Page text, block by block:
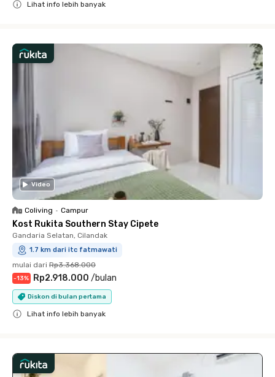
Lihat info lebih banyak
Video
Coliving • Campur
Kost Rukita Southern Stay Cipete
Gandaria Selatan, Cilandak
1.7 km dari itc fatmawati
mulai dari Rp3.368.000
-13% Rp2.918.000 /bulan
Diskon di bulan pertama
Lihat info lebih banyak